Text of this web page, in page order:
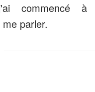
commencé à
parler.